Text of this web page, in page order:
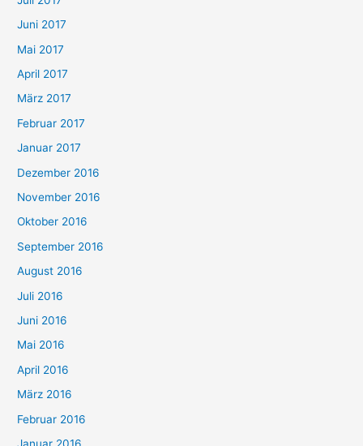
Juni 2017
Mai 2017
April 2017
März 2017
Februar 2017
Januar 2017
Dezember 2016
November 2016
Oktober 2016
September 2016
August 2016
Juli 2016
Juni 2016
Mai 2016
April 2016
März 2016
Februar 2016